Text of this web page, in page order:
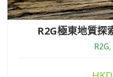
R2G極東地質探
R2G,